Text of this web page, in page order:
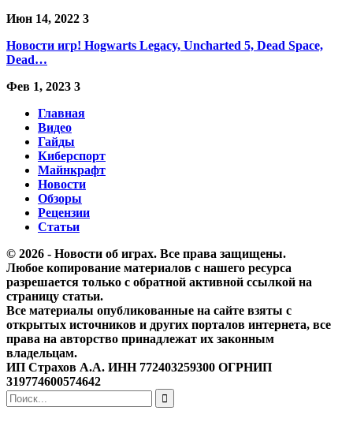
Июн 14, 2022 3
Новости игр! Hogwarts Legacy, Uncharted 5, Dead Space,
Dead…
Фев 1, 2023 3
Главная
Видео
Гайды
Киберспорт
Майнкрафт
Новости
Обзоры
Рецензии
Статьи
© 2026 - Новости об играх. Все права защищены.
Любое копирование материалов с нашего ресурса
разрешается только с обратной активной ссылкой на
страницу статьи.
Все материалы опубликованные на сайте взяты с
открытых источников и других порталов интернета, все
права на авторство принадлежат их законным
владельцам.
ИП Страхов А.А. ИНН 772403259300 ОГРНИП
319774600574642